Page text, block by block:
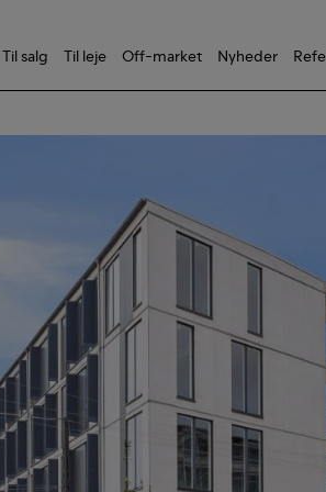
Til salg Til leje Off-market Nyheder